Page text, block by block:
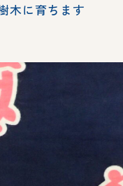
木に育ちます